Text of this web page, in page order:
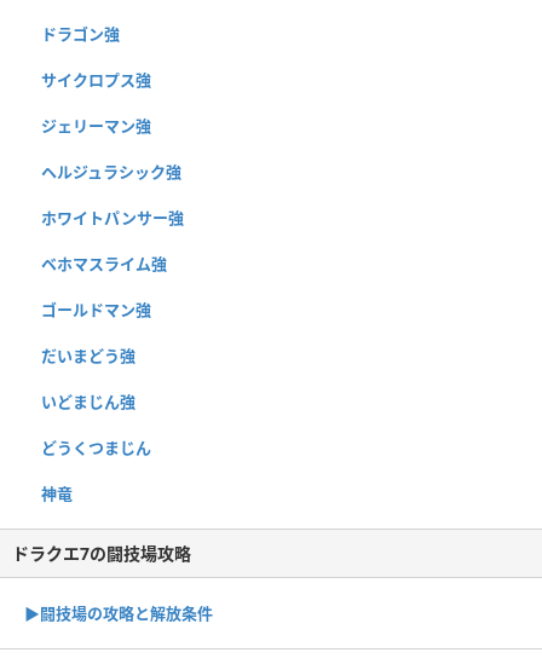
ドラゴン強
サイクロプス強
ジェリーマン強
ヘルジュラシック強
ホワイトパンサー強
ベホマスライム強
ゴールドマン強
だいまどう強
いどまじん強
どうくつまじん
神竜
ドラクエ7の闘技場攻略
▶︎闘技場の攻略と解放条件